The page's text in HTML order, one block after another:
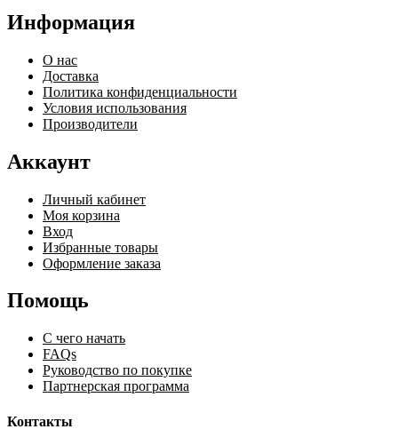
Информация
О нас
Доставка
Политика конфиденциальности
Условия использования
Производители
Аккаунт
Личный кабинет
Моя корзина
Вход
Избранные товары
Оформление заказа
Помощь
С чего начать
FAQs
Руководство по покупке
Партнерская программа
Контакты